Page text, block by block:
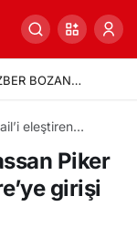
BOZAN
eleştiren
girişi
Piker
girişi